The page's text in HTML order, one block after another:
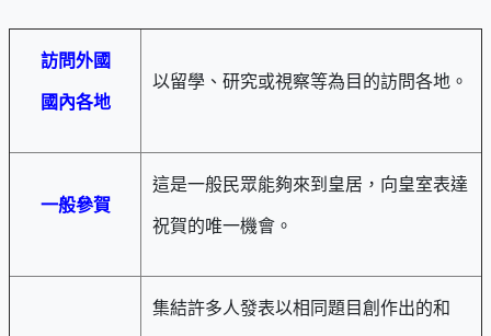
訪問外國
國內各地
以留學、研究或視察等為目的訪問各地。
一般參賀
這是一般民眾能夠來到皇居，向皇室表達
祝賀的唯一機會。
集結許多人發表以相同題目創作出的和